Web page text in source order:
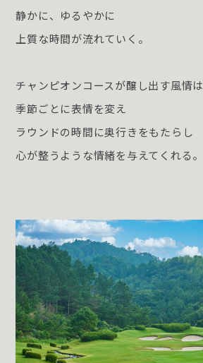
静かに、ゆるやかに
上質な時間が流れていく。
チャンピオンコースが醸し出す風情は
季節ごとに表情を変え
ラウンドの時間に奥行きをもたらし
心が整うような情緒を与えてくれる。